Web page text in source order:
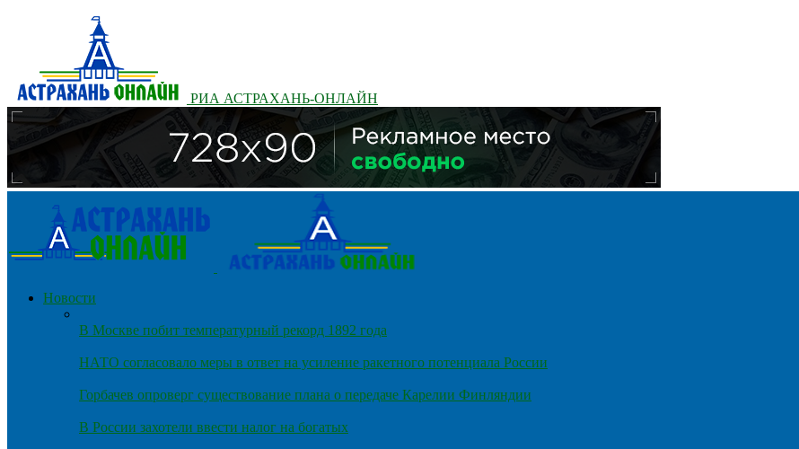
РИА АСТРАХАНЬ-ОНЛАЙН
Новости
В Москве побит температурный рекорд 1892 года
НАТО согласовало меры в ответ на усиление ракетного потенциала России
Горбачев опроверг существование плана о передаче Карелии Финляндии
В России захотели ввести налог на богатых